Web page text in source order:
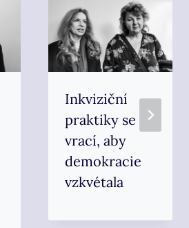
Inkviziční
praktiky se
vrací, aby
demokracie
vzkvétala